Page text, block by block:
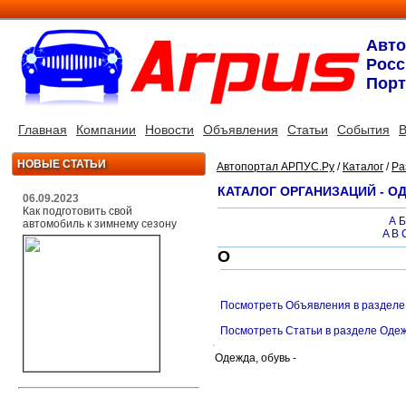
Главная Компании Новости Объявления Статьи События
НОВЫЕ СТАТЬИ
06.09.2023
Как подготовить свой
автомобиль к зимнему сезону
Автопортал АРПУС.Ру / Каталог /
КАТАЛОГ ОРГАНИЗАЦИЙ -
А Б
A B
O
Посмотреть Объявления в
Посмотреть Статьи в разделе
Одежда, обувь -